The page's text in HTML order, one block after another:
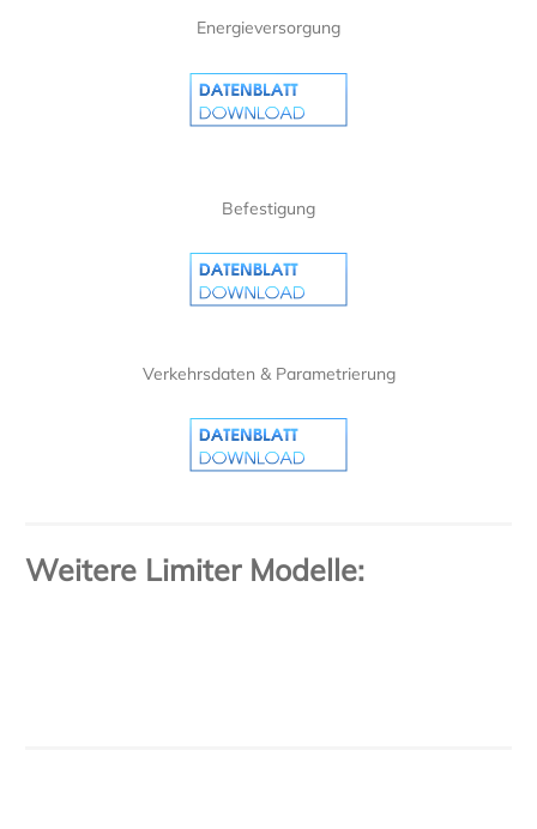
Energieversorgung
Befestigung
Verkehrsdaten & Parametrierung
Weitere Limiter Modelle: